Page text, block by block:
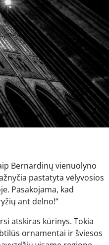
Bernardinų vienuolyno
pastatyta vėlyvosios
Pasakojama, kad
ant delno!“
atskiras kūrinys. Tokia
ornamentai ir šviesos